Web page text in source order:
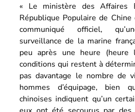
« Le ministère des Affaires
République Populaire de Chine
communiqué officiel,
surveillance de la marine
peu après une heure (heure
conditions qui restent à
pas davantage le nombre de
hommes d’équipage, bien
chinoises indiquent qu’un